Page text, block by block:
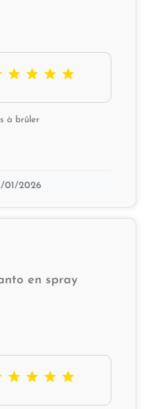
   
à brûler
01/2026
en spray
   